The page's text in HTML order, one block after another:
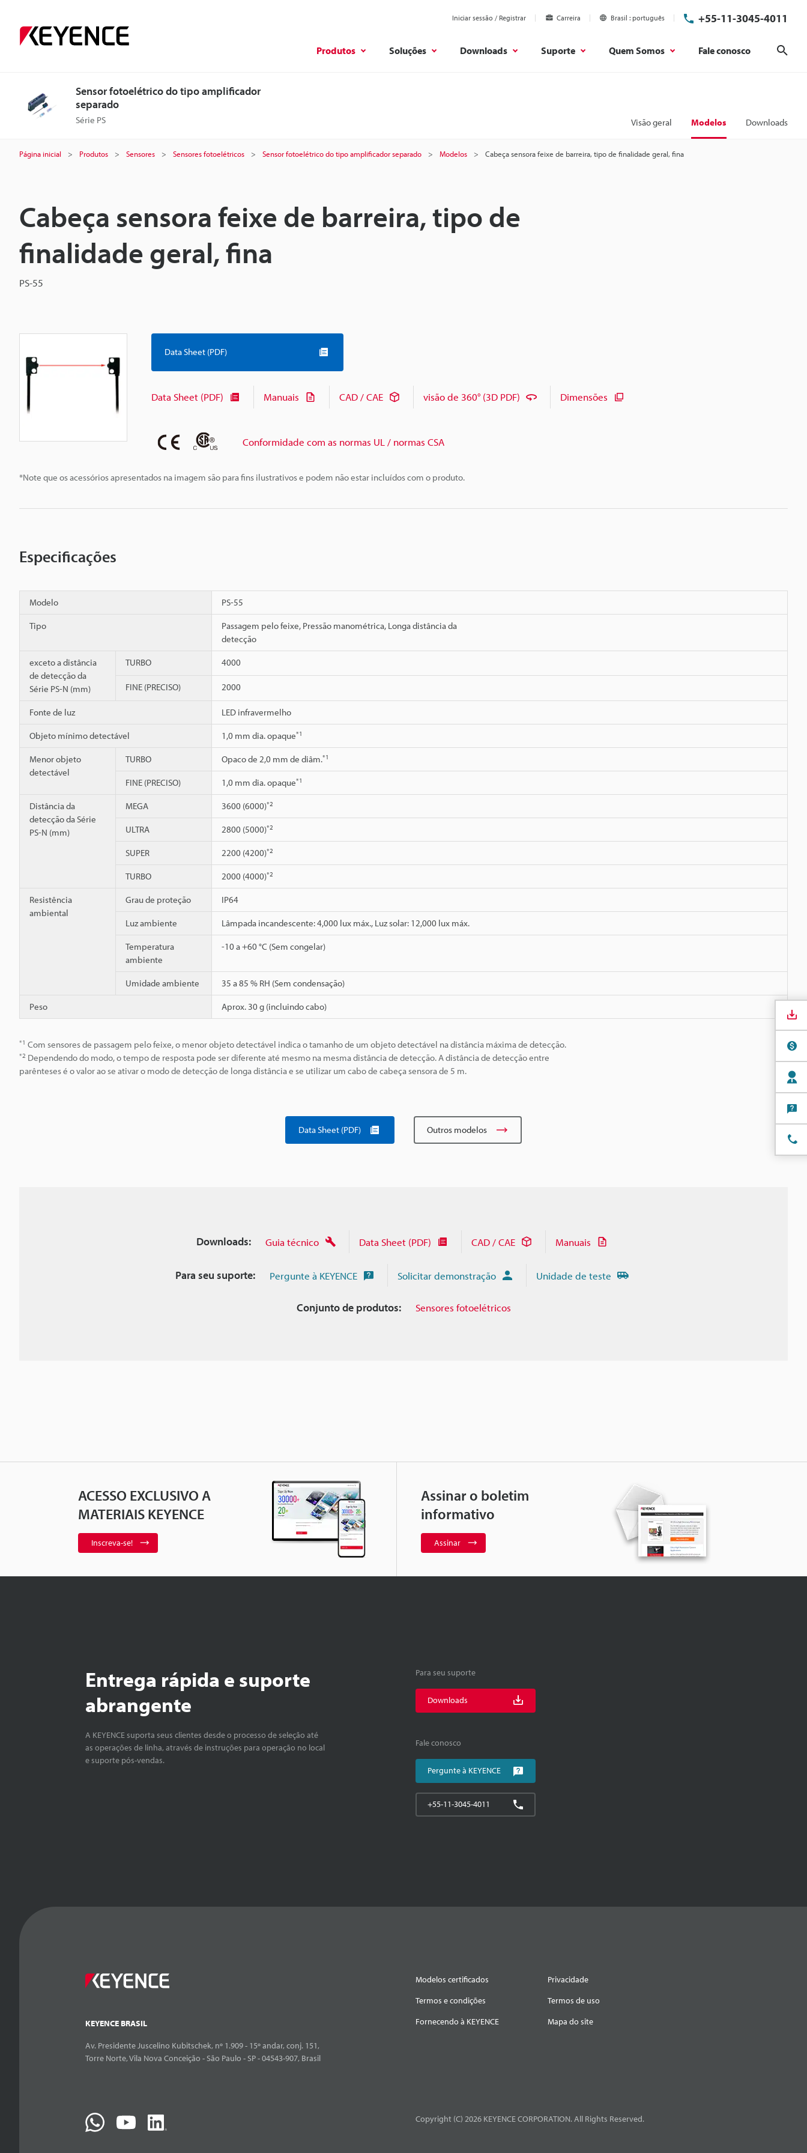
Iniciar sessão / Registrar Carreira Brasil português +55-11-3045-4011
Produtos Soluções Downloads Suporte Quem Somos Fale conosco
Sensor fotoelétrico do tipo amplificador
separado
Série PS Visão geral Modelos Downloads
Página inicial Produtos Sensores Sensores fotoelétricos Sensor fotoelétrico do tipo amplificador separado Modelos Cabeça sensora feixe de barreira, tipo de finalidade geral, fina
Cabeça sensora feixe de barreira, tipo de
finalidade geral, fina
PS-55
*Note que os acessórios apresentados na imagem são para fins ilustrativos e podem não estar incluídos com o produto.
Data Sheet (PDF)
Data Sheet (PDF) Manuais CAD / CAE visão de 360° (3D PDF) Dimensões
Conformidade com as normas UL / normas CSA
Especificações
Modelo PS-55
Tipo
Passagem pelo feixe, Pressão manométrica, Longa distância da
detecção
exceto a distância
de detecção da
Série PS-N (mm)
TURBO 4000
FINE (PRECISO) 2000
Fonte de luz LED infravermelho
Objeto mínimo detectável 1,0 mm dia. opaque*1
Menor objeto
detectável
TURBO Opaco de 2,0 mm de diâm.*1
FINE (PRECISO) 1,0 mm dia. opaque*1
Distância da
detecção da Série
PS-N (mm)
MEGA 3600 (6000)*2
ULTRA 2800 (5000)*2
SUPER 2200 (4200)*2
TURBO 2000 (4000)*2
Resistência
ambiental
Grau de proteção IP64
Luz ambiente Lâmpada incandescente: 4,000 lux máx., Luz solar: 12,000 lux máx.
Temperatura
ambiente
-10 a +60 °C (Sem congelar)
Umidade ambiente 35 a 85 % RH (Sem condensação)
Peso Aprox. 30 g (incluindo cabo)
*1 Com sensores de passagem pelo feixe, o menor objeto detectável indica o tamanho de um objeto detectável na distância máxima de detecção.
*2 Dependendo do modo, o tempo de resposta pode ser diferente até mesmo na mesma distância de detecção. A distância de detecção entre
parênteses é o valor ao se ativar o modo de detecção de longa distância e se utilizar um cabo de cabeça sensora de 5 m.
Data Sheet (PDF) Outros modelos
Downloads: Guia técnico Data Sheet (PDF) CAD / CAE Manuais
Para seu suporte: Pergunte à KEYENCE Solicitar demonstração Unidade de teste
Conjunto de produtos: Sensores fotoelétricos
ACESSO EXCLUSIVO A
MATERIAIS KEYENCE
Inscreva-se!
Assinar o boletim
informativo
Assinar
Entrega rápida e suporte
abrangente
A KEYENCE suporta seus clientes desde o processo de seleção até
as operações de linha, através de instruções para operação no local
e suporte pós-vendas.
Para seu suporte
Downloads
Fale conosco
Pergunte à KEYENCE
+55-11-3045-4011
KEYENCE BRASIL
Av. Presidente Juscelino Kubitschek, nº 1.909 - 15º andar, conj. 151,
Torre Norte, Vila Nova Conceição - São Paulo - SP - 04543-907, Brasil
Modelos certificados
Privacidade
Termos e condições
Termos de uso
Fornecendo à KEYENCE
Mapa do site
Copyright (C) 2026 KEYENCE CORPORATION. All Rights Reserved.